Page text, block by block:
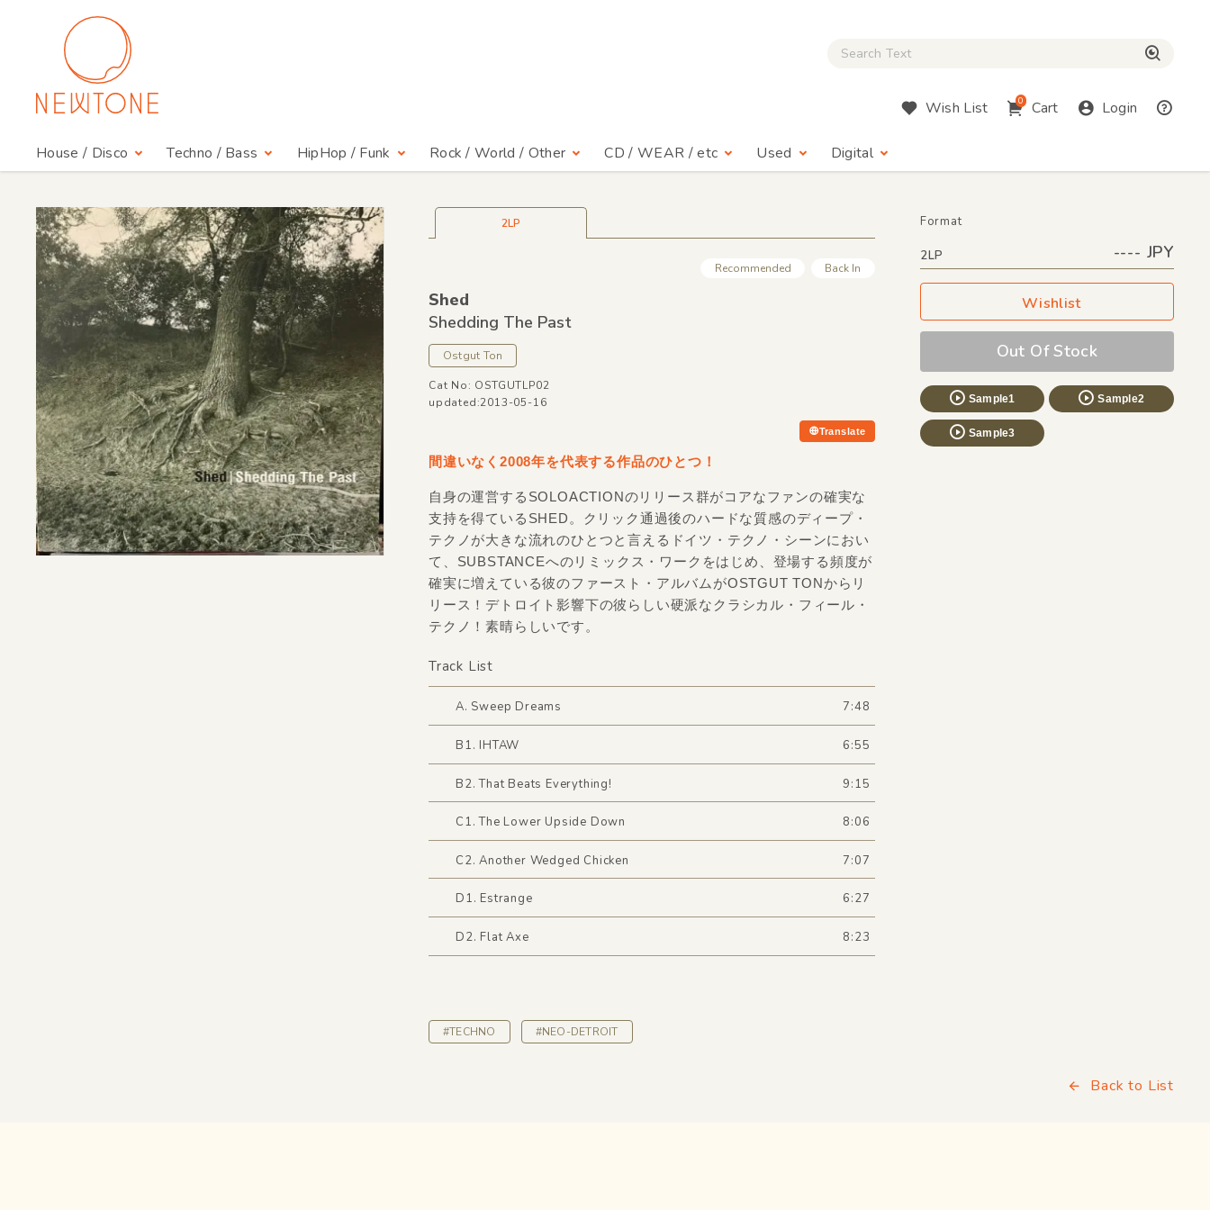
Close Search box
Wish List 0 Cart Login
House / Disco Techno / Bass HipHop / Funk Rock / World / Other CD / WEAR / etc Used Digital
2LP
Recommended Back In
Shed
Shedding The Past
Ostgut Ton
Cat No: OSTGUTLP02
updated:2013-05-16
Translate
Format
2LP ---- JPY
Wishlist
Out Of Stock
Sample1 Sample2
Sample3
間違いなく2008年を代表する作品のひとつ！
自身の運営するSOLOACTIONのリリース群がコアなファンの確実な
支持を得ているSHED。クリック通過後のハードな質感のディープ・
テクノが大きな流れのひとつと言えるドイツ・テクノ・シーンにおい
て、SUBSTANCEへのリミックス・ワークをはじめ、登場する頻度が
確実に増えている彼のファースト・アルバムがOSTGUT TONからリ
リース！デトロイト影響下の彼らしい硬派なクラシカル・フィール・
テクノ！素晴らしいです。
Track List
A. Sweep Dreams 7:48
B1. IHTAW 6:55
B2. That Beats Everything! 9:15
C1. The Lower Upside Down 8:06
C2. Another Wedged Chicken 7:07
D1. Estrange 6:27
D2. Flat Axe 8:23
#TECHNO #NEO-DETROIT
Back to List